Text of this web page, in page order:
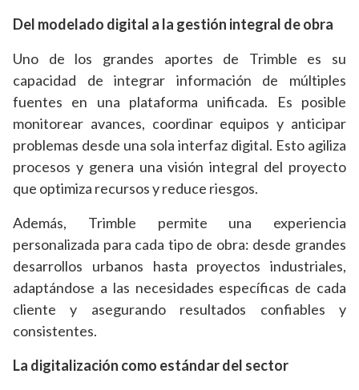
Del modelado digital a la gestión integral de obra
Uno de los grandes aportes de Trimble es su
capacidad de integrar información de múltiples
fuentes en una plataforma unificada. Es posible
monitorear avances, coordinar equipos y anticipar
problemas desde una sola interfaz digital. Esto agiliza
procesos y genera una visión integral del proyecto
que optimiza recursos y reduce riesgos.
Además, Trimble permite una experiencia
personalizada para cada tipo de obra: desde grandes
desarrollos urbanos hasta proyectos industriales,
adaptándose a las necesidades específicas de cada
cliente y asegurando resultados confiables y
consistentes.
La digitalización como estándar del sector